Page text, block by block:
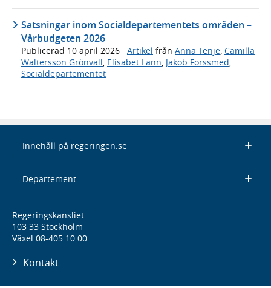
Satsningar inom Socialdepartementets områden –
Vårbudgeten 2026
Publicerad 10 april 2026 · Artikel från Anna Tenje, Camilla
Waltersson Grönvall, Elisabet Lann, Jakob Forssmed,
Socialdepartementet
Innehåll på regeringen.se
Departement
Regeringskansliet
103 33 Stockholm
Växel 08-405 10 00
Kontakt